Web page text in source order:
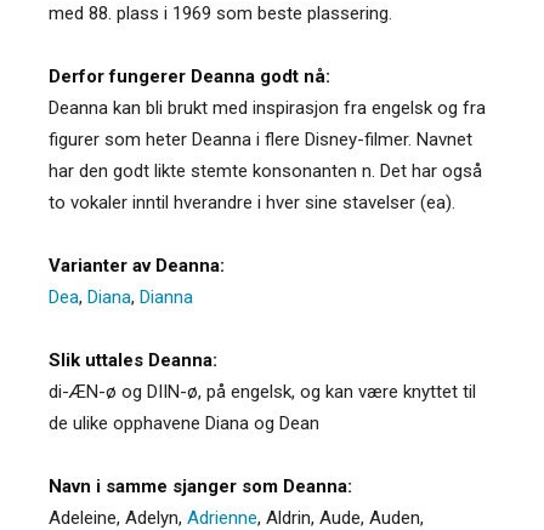
med 88. plass i 1969 som beste plassering.
Derfor fungerer Deanna godt nå:
Deanna kan bli brukt med inspirasjon fra engelsk og fra
figurer som heter Deanna i flere Disney-filmer. Navnet
har den godt likte stemte konsonanten n. Det har også
to vokaler inntil hverandre i hver sine stavelser (ea).
Varianter av Deanna:
Dea, Diana, Dianna
Slik uttales Deanna:
di-ÆN-ø og DIIN-ø, på engelsk, og kan være knyttet til
de ulike opphavene Diana og Dean
Navn i samme sjanger som Deanna:
Adeleine, Adelyn, Adrienne, Aldrin, Aude, Auden,